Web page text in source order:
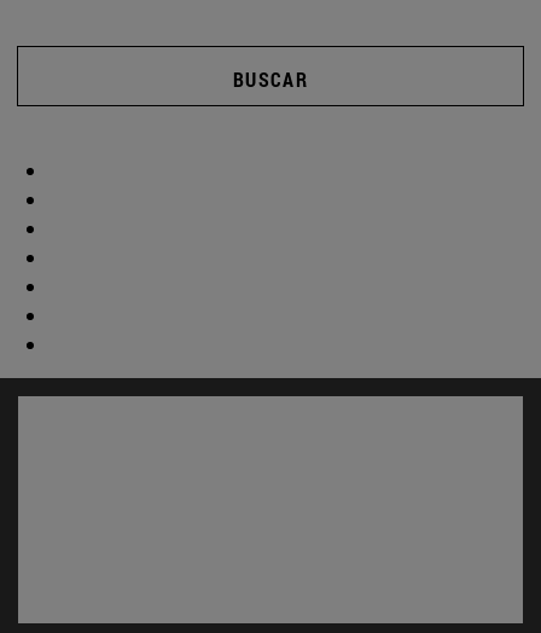
BUSCAR